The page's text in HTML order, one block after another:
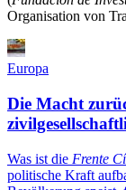
Organisation von
Europa
Die Macht
Was ist die Frente
politische Kraft